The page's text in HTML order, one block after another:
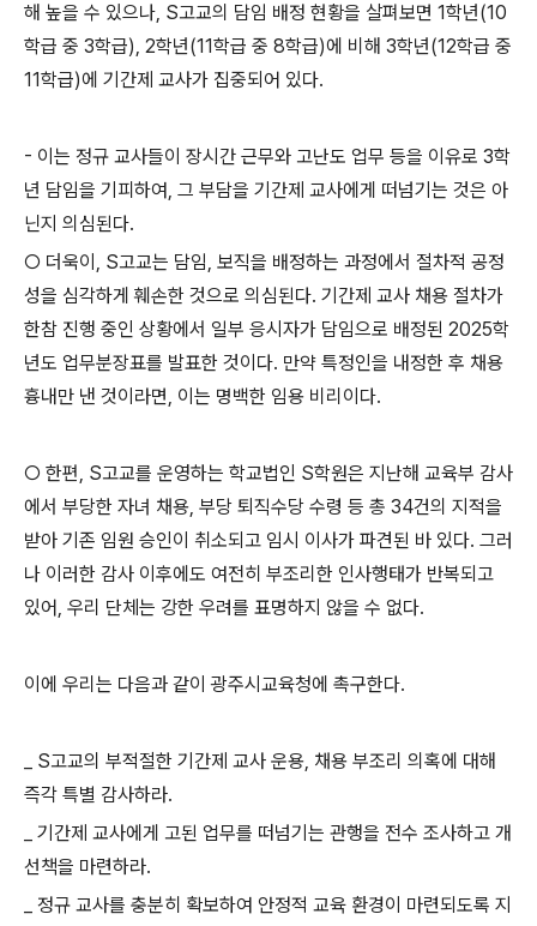
해 높을 수 있으나, S고교의 담임 배정 현황을 살펴보면 1학년(10
학급 중 3학급), 2학년(11학급 중 8학급)에 비해 3학년(12학급 중
11학급)에 기간제 교사가 집중되어 있다.
- 이는 정규 교사들이 장시간 근무와 고난도 업무 등을 이유로 3학
년 담임을 기피하여, 그 부담을 기간제 교사에게 떠넘기는 것은 아
닌지 의심된다.
○ 더욱이 , S고교는 담임, 보직을 배정하는 과정에서 절차적 공정
성을 심각하게 훼손한 것으로 의심된다. 기간제 교사 채용 절차가
한참 진행 중인 상황에서 일부 응시자가 담임으로 배정된 2025학
년도 업무분장표를 발표한 것이다. 만약 특정인을 내정한 후 채용
흉내만 낸 것이라면, 이는 명백한 임용 비리이다.
○ 한편, S고교를 운영하는 학교법인 S학원은 지난해 교육부 감사
에서 부당한 자녀 채용, 부당 퇴직수당 수령 등 총 34건의 지적을
받아 기존 임원 승인이 취소되고 임시 이사가 파견된 바 있다. 그러
나 이러한 감사 이후에도 여전히 부조리한 인사행태가 반복되고
있어, 우리 단체는 강한 우려를 표명하지 않을 수 없다.
이에 우리는 다음과 같이 광주시교육청에 촉구한다.
S고교의 부적절한 기간제 교사 운용, 채용 부조리 의혹에 대해
즉각 특별 감사하라.
기간제 교사에게 고된 업무를 떠넘기는 관행을 전수 조사하고 개
선책을 마련하라.
정규 교사를 충분히 확보하여 안정적 교육 환경이 마련되도록 지